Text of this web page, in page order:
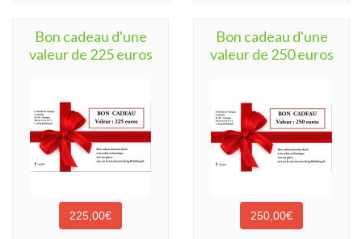
Bon cadeau d'une
valeur de 225 euros
225,00€
Bon cadeau d'une
valeur de 250 euros
250,00€